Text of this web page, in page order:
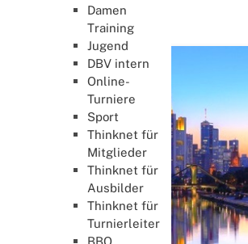
Damen
Training
Jugend
DBV intern
Online-
Turniere
Sport
Thinknet für
Mitglieder
Thinknet für
Ausbilder
Thinknet für
Turnierleiter
BBO